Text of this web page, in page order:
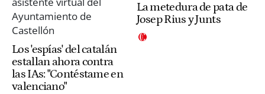
Los 'espías' del catalán
estallan ahora contra
las IAs: "Contéstame en
valenciano"
La metedura de pata de
Josep Rius y Junts